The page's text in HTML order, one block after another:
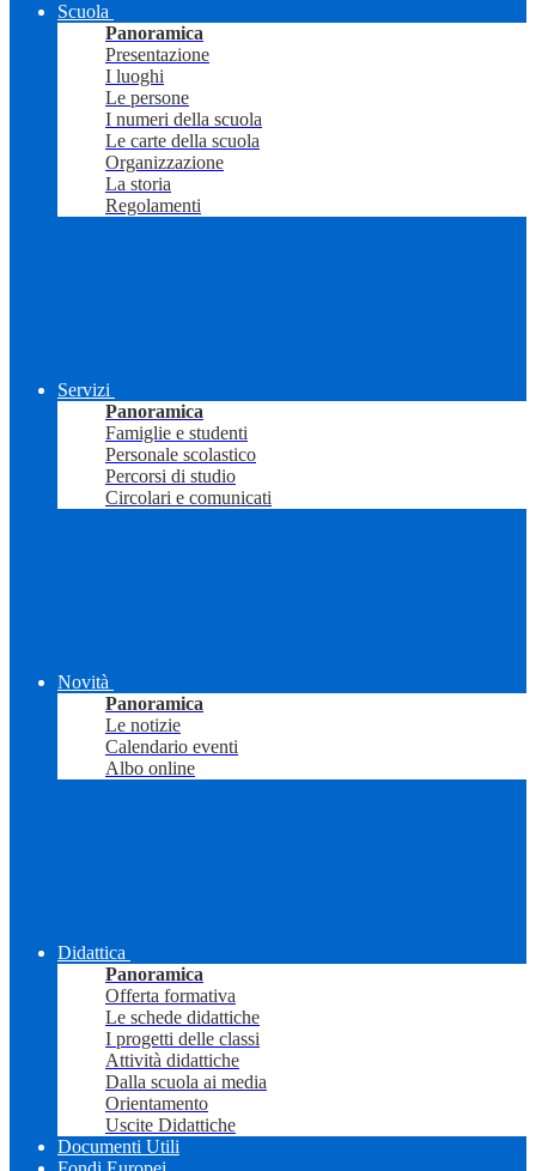
Scuola
Panoramica
Presentazione
I luoghi
Le persone
I numeri della scuola
Le carte della scuola
Organizzazione
La storia
Regolamenti
Servizi
Panoramica
Famiglie e studenti
Personale scolastico
Percorsi di studio
Circolari e comunicati
Novità
Panoramica
Le notizie
Calendario eventi
Albo online
Didattica
Panoramica
Offerta formativa
Le schede didattiche
I progetti delle classi
Attività didattiche
Dalla scuola ai media
Orientamento
Uscite Didattiche
Documenti Utili